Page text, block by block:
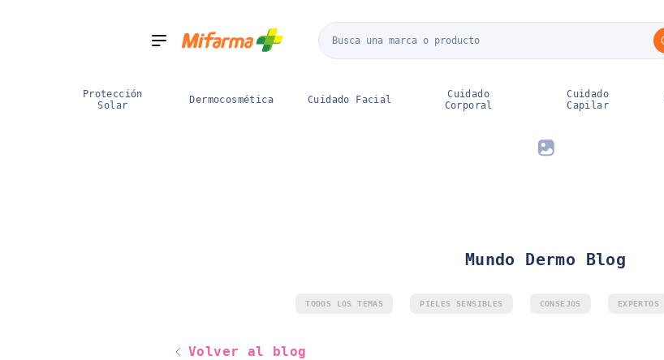
Protección
Solar
Dermocosmética Cuidado Facial
Cuidado
Corporal
Cuidado
Capilar
Mundo Dermo Blog
TODOS LOS TEMAS PIELES SENSIBLES CONSEJOS EXPERTOS
Volver al blog